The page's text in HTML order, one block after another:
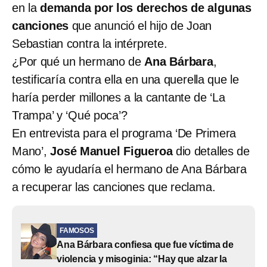
en la demanda por los derechos de algunas
canciones que anunció el hijo de Joan
Sebastian contra la intérprete.
¿Por qué un hermano de Ana Bárbara,
testificaría contra ella en una querella que le
haría perder millones a la cantante de ‘La
Trampa’ y ‘Qué poca’?
En entrevista para el programa ‘De Primera
Mano’,José Manuel Figueroadio detalles de
cómo le ayudaría el hermano de Ana Bárbara
a recuperar las canciones que reclama.
FAMOSOS
Ana Bárbara confiesa que fue víctima de
violencia y misoginia: “Hay que alzar la